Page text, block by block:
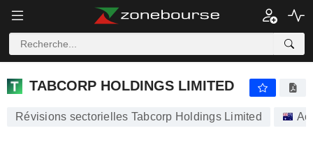
TABCORP HOLDINGS LIMITED
Révisions sectorielles Tabcorp Holdings Limited